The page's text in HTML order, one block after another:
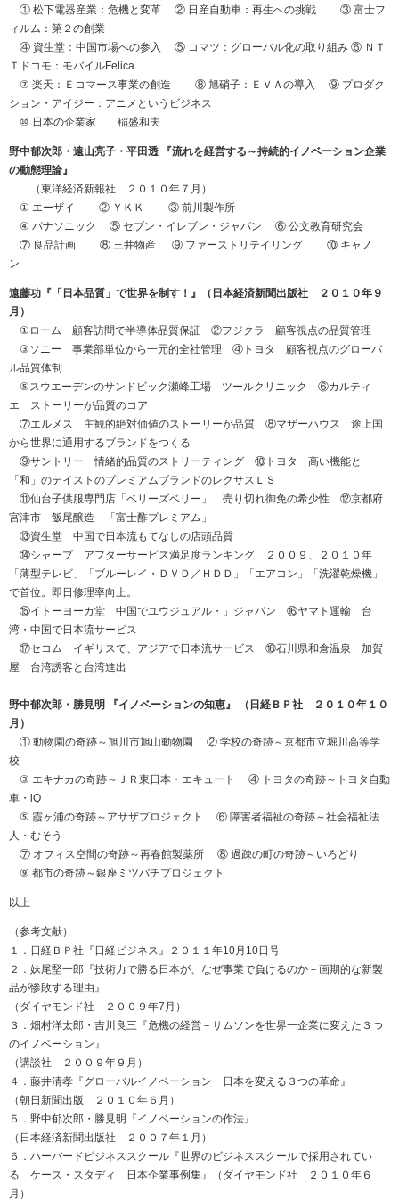
① 松下電器産業：危機と変革 ② 日産自動車：再生への挑戦 ③ 富士フ
ィルム：第２の創業
④ 資生堂：中国市場への参入 ⑤ コマツ：グローバル化の取り組み ⑥ ＮＴ
Ｔドコモ：モバイルFelica
⑦ 楽天：Ｅコマース事業の創造 ⑧ 旭硝子：ＥＶＡの導入 ⑨ プロダク
ション・アイジー：アニメというビジネス
⑩ 日本の企業家 稲盛和夫
野中郁次郎・遠山亮子・平田透 『流れを経営する～持続的イノベーション企業
の動態理論』
（東洋経済新報社 ２０１０年７月）
① エーザイ ② ＹＫＫ ③ 前川製作所
④ パナソニック ⑤ セブン・イレブン・ジャパン ⑥ 公文教育研究会
⑦ 良品計画 ⑧ 三井物産 ⑨ ファーストリテイリング ⑩ キャノ
ン
遠藤功『「日本品質」で世界を制す！』（日本経済新聞出版社 ２０１０年９
月）
①ローム 顧客訪問で半導体品質保証 ②フジクラ 顧客視点の品質管理
③ソニー 事業部単位から一元的全社管理 ④トヨタ 顧客視点のグローバ
ル品質体制
⑤スウエーデンのサンドビック瀬峰工場 ツールクリニック ⑥カルティ
エ ストーリーが品質のコア
⑦エルメス 主観的絶対価値のストーリーが品質 ⑧マザーハウス 途上国
から世界に通用するブランドをつくる
⑨サントリー 情緒的品質のストリーティング ⑩トヨタ 高い機能と
「和」のテイストのプレミアムブランドのレクサスＬＳ
⑪仙台子供服専門店「ベリーズベリー」 売り切れ御免の希少性 ⑫京都府
宮津市 飯尾醸造 「富士酢プレミアム」
⑬資生堂 中国で日本流もてなしの店頭品質
⑭シャープ アフターサービス満足度ランキング ２００９、２０１０年
「薄型テレビ」「ブルーレイ・ＤＶＤ／ＨＤＤ」「エアコン」「洗濯乾燥機」
で首位。即日修理率向上。
⑮イトーヨーカ堂 中国でユウジュアル・」ジャパン ⑯ヤマト運輸 台
湾・中国で日本流サービス
⑰セコム イギリスで、アジアで日本流サービス ⑱石川県和倉温泉 加賀
屋 台湾誘客と台湾進出
野中郁次郎・勝見明 『イノベーションの知恵』 （日経ＢＰ社 ２０１０年１０
月）
① 動物園の奇跡～旭川市旭山動物園 ② 学校の奇跡～京都市立堀川高等学
校
③ エキナカの奇跡～ＪＲ東日本・エキュート ④ トヨタの奇跡～トヨタ自動
車・iQ
⑤ 霞ヶ浦の奇跡～アサザプロジェクト ⑥ 障害者福祉の奇跡～社会福祉法
人・むそう
⑦ オフィス空間の奇跡～再春館製薬所 ⑧ 過疎の町の奇跡～いろどり
⑨ 都市の奇跡～銀座ミツバチプロジェクト
以上
（参考文献）
１．日経ＢＰ社『日経ビジネス』２０１１年10月10日号
２．妹尾堅一郎『技術力で勝る日本が、なぜ事業で負けるのか－画期的な新製
品が惨敗する理由』
（ダイヤモンド社 ２００９年7月）
３．畑村洋太郎・吉川良三『危機の経営－サムソンを世界一企業に変えた３つ
のイノベーション』
（講談社 ２００９年９月）
４．藤井清孝『グローバルイノベーション 日本を変える３つの革命』
（朝日新聞出版 ２０１０年６月）
５．野中郁次郎・勝見明『イノベーションの作法』
（日本経済新聞出版社 ２００７年１月）
６．ハーバードビジネススクール『世界のビジネススクールで採用されてい
る ケース・スタディ 日本企業事例集』（ダイヤモンド社 ２０１０年６
月）